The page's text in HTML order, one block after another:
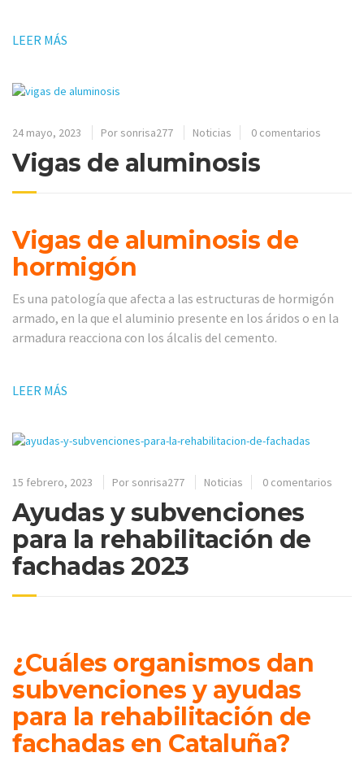
LEER MÁS
24 mayo, 2023 Por sonrisa277 Noticias 0 comentarios
Vigas de aluminosis
Vigas de aluminosis de
hormigón
Es una patología que afecta a las estructuras de hormigón
armado, en la que el aluminio presente en los áridos o en la
armadura reacciona con los álcalis del cemento.
LEER MÁS
15 febrero, 2023 Por sonrisa277 Noticias 0 comentarios
Ayudas y subvenciones
para la rehabilitación de
fachadas 2023
¿Cuáles organismos dan
subvenciones y ayudas
para la rehabilitación de
fachadas en Cataluña?